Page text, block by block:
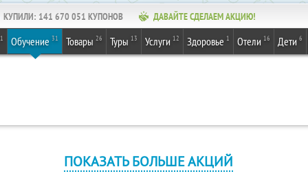
КУПИЛИ: 141 670 051 КУПОНОВ ДАВАЙТЕ СДЕЛАЕМ АКЦИЮ!
1 Обучение 31 Товары 26 Туры 13 Услуги 12 Здоровье 1 Отели 16 Дети 6
ПОКАЗАТЬ БОЛЬШЕ АКЦИЙ